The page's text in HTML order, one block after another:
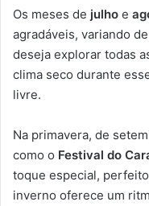
Os meses de julho e
agradáveis, variando
deseja explorar todas
clima seco durante
livre.
Na primavera, de
como o Festival do
toque especial,
inverno oferece um